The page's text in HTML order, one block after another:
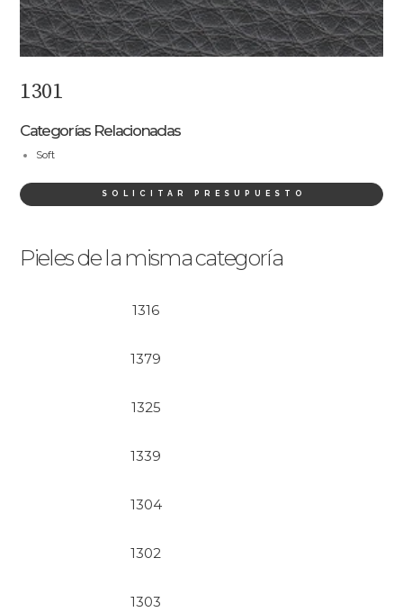
1301
Categorías Relacionadas
Soft
SOLICITAR PRESUPUESTO
Pieles de la misma categoría
1316
1379
1325
1339
1304
1302
1303